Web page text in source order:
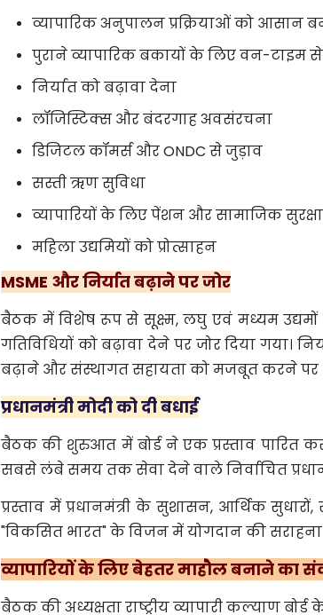
व्यापारिक अनुपालन प्रक्रियाओं को आसान
पुराने व्यापारिक बकायों के लिए वन-टाइम
निर्यात को बढ़ावा देना
लॉजिस्टिक्स और बंदरगाह अवसंरचना
डिजिटल कॉमर्स और ONDC से जुड़ाव
सस्ती ऋण सुविधा
व्यापारियों के लिए पेंशन और सामाजिक सुरक्षा
महिला उद्यमियों को प्रोत्साहन
MSME और निर्यात बढ़ाने पर जोर
बैठक में विशेष रूप से सूक्ष्म, लघु एवं मध्यम उद्यमों
गतिविधियों को बढ़ावा देने पर जोर दिया गया।
बढ़ाने और संस्थागत सहायता को मजबूत करने पर
प्रधानमंत्री मोदी को दी बधाई
बैठक की शुरुआत में बोर्ड ने एक प्रस्ताव पारित
सबसे लंबे समय तक सेवा देने वाले निर्वाचित
प्रस्ताव में प्रधानमंत्री के सुशासन, आर्थिक सुधारों,
"विकसित भारत" के विजन में योगदान की
व्यापारियों के लिए बेहतर माहौल बनाने का
बैठक की अध्यक्षता राष्ट्रीय व्यापारी कल्याण